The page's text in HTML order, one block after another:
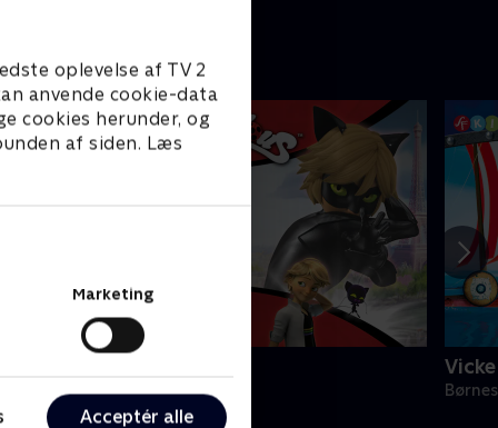
oplevelse af TV 2
anvende cookie-data
cookies herunder, og
af siden. Læs
Marketing
Acceptér alle
• 3 sæsoner